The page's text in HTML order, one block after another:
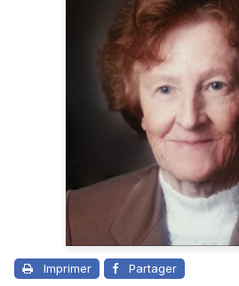
Imprimer Partager